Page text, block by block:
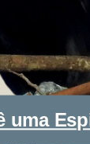
uma